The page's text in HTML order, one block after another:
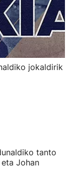
jokaldirik
tanto
Johan